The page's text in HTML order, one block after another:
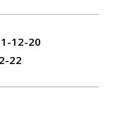
12-20
22